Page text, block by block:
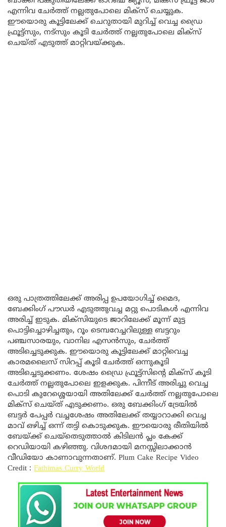
എന്നിവ ചേർത്ത് നല്ലതുപോലെ മിക്സ് ചെയ്യുക.
ഈയൊരു കൂട്ടിലേക്ക് ചെറുതായി മുറിച്ച് വെച്ച ഡ്രൈ
ഫ്രൂട്ട്സും, നട്സും കൂടി ചേർത്ത് നല്ലതുപോലെ മിക്സ്
ചെയ്ത് എടുത്ത് മാറ്റിവയ്ക്കുക.
ഒരു പാത്രത്തിലേക്ക് അരിപ്പ ഉപയോഗിച്ച് മൈദ,
ബേക്കിംഗ് പൗഡർ എടുത്തുവച്ച മറ്റു പൊടികൾ എന്നിവ
അരിച്ച് ഇടുക. മിക്സിയുടെ ജാറിലേക്ക് മൂന്ന് മുട്ട
പൊട്ടിച്ചൊഴിച്ചതും, റൂം ടെമ്പറേച്ചറിലുള്ള ബട്ടറും
പഞ്ചസാരയും, വാനില എസൻസും, ചേർത്ത്
അടിച്ചെടുക്കുക. ഈയൊരു കൂട്ടിലേക്ക് മാറ്റിവെച്ച
കാരമലൈസ് സിറപ്പ് കൂടി ചേർത്ത് ഒന്നുകൂടി
അടിച്ചെടുക്കണം. ശേഷം ഡ്രൈ ഫ്രൂട്ട്സിന്റെ മിക്സ് കൂടി
ചേർത്ത് നല്ലതുപോലെ ഇളക്കുക. പിന്നീട് അരിച്ചു വെച്ച
പൊടി കുറേശ്ശെയായി അതിലേക്ക് ചേർത്ത് നല്ലതുപോലെ
മിക്സ് ചെയ്ത് എടുക്കണം. ഒരു ബേക്കിംഗ് ട്രേയിൽ
ബട്ടർ പേപ്പർ വച്ചശേഷം അതിലേക്ക് തയ്യാറാക്കി വെച്ച
മാവ് ഒഴിച്ച് ഒന്ന് തട്ടി കൊടുക്കുക. ഈയൊരു രീതിയിൽ
ബേയ്ക്ക് ചെയ്തെടുത്താൽ കിടിലൻ പ്ലം കേക്ക്
റെഡിയായി കഴിഞ്ഞു. വിശദമായി മനസ്സിലാക്കാൻ
വീഡിയോ കാണാവുന്നതാണ്. Plum Cake Recipe Video
Credit : Fathimas Curry World